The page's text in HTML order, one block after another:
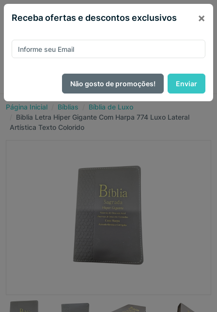
Página Inicial Bíblias
Bíblia de Luxo
Biblia Letra Hiper Gigante Com Harpa 774 Luxo Lateral
Artística Texto Colorido
Receba ofertas e descontos exclusivos ×
Não gosto de promoções! Enviar